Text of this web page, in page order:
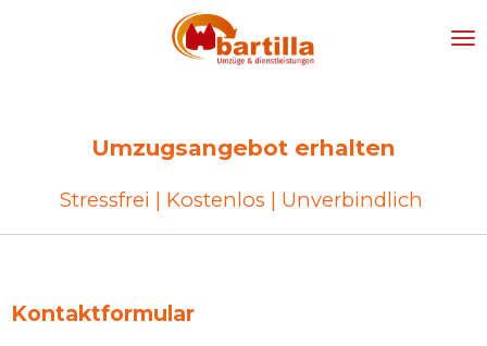
Umzugsangebot erhalten
Stressfrei | Kostenlos | Unverbindlich
Kontaktformular